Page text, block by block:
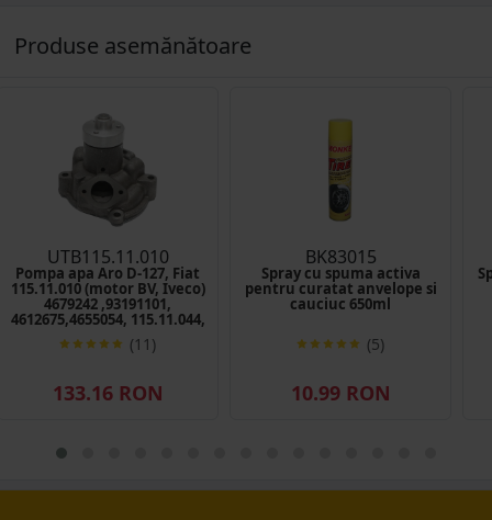
Produse asemănătoare
UTB115.11.010
Pompa apa Aro D-127, Fiat
115.11.010 (motor BV, Iveco)
4679242 ,93191101,
4612675,4655054, 115.11.044,
82847745, 87569334,4603885,
4612465, 4639182
(11)
133.16 RON
BK83015
Spray cu spuma activa
pentru curatat anvelope si
cauciuc 650ml
(5)
10.99 RON